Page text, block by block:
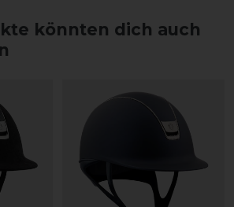
könnten dich auch